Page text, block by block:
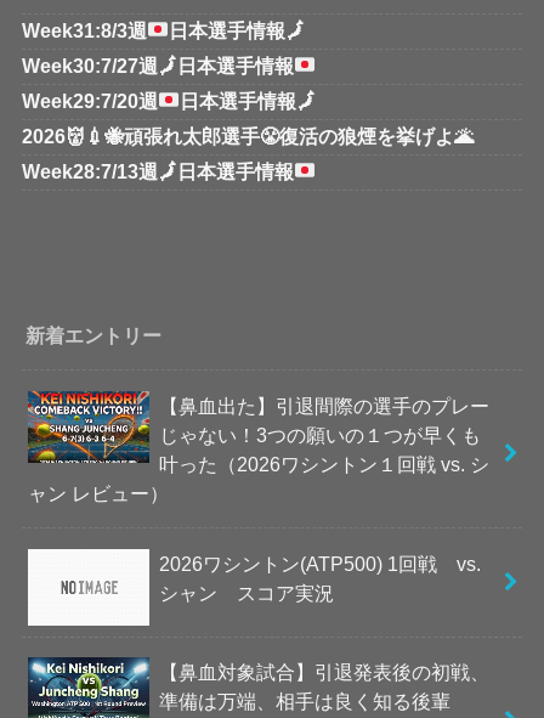
Week31:8/3週 日本選手情報🗾
Week30:7/27週 🗾 日本選手情報
Week29:7/20週
日本選手情報🗾
2026👹💉🐝頑張れ太郎選手😤復活の狼煙を挙げよ🌋
Week28:7/13週 🗾 日本選手情報
新着エントリー
【鼻血出た】引退間際の選手のプレー
じゃない！3つの願いの１つが早くも
叶った（2026ワシントン１回戦 vs. シ
ャン レビュー）
2026ワシントン(ATP500) 1回戦 vs.
シャン スコア実況
【鼻血対象試合】引退発表後の初戦、
準備は万端、相手は良く知る後輩